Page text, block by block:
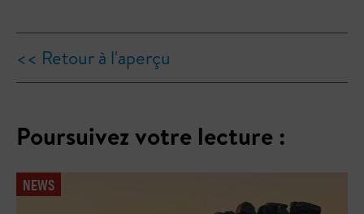
<< Retour à l'aperçu
Poursuivez votre lecture :
NEWS